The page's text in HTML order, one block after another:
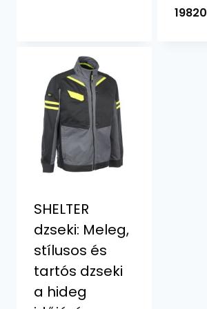
19820
SHELTER
dzseki: Meleg,
stílusos és
tartós dzseki
a hideg